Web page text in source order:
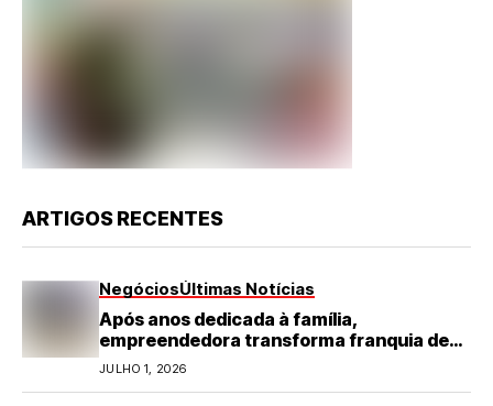
ARTIGOS RECENTES
NegóciosÚltimas Notícias
Após anos dedicada à família,
empreendedora transforma franquia de
turismo em negócio de destaque no RN
JULHO 1, 2026